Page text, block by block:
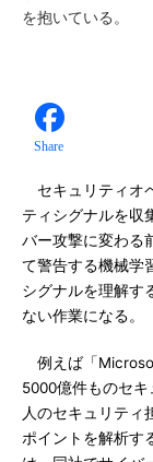
を抱いている。
Share
セキュリティオ
ティシグナルを収
バー攻撃に変わる
て警告する機械学
シグナルを理解す
ない作業になる。
例えば「
5000億件ものセ
人のセキュリティ
ポイントを解析す